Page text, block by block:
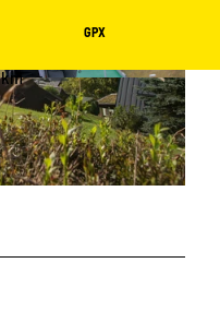
TVV / Christoph Beer | CC-BY-SA
GPX